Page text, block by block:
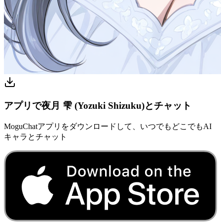
アプリで夜月 雫 (Yozuki Shizuku)とチャット
MoguChatアプリをダウンロードして、いつでもどこでもAI
キャラとチャット